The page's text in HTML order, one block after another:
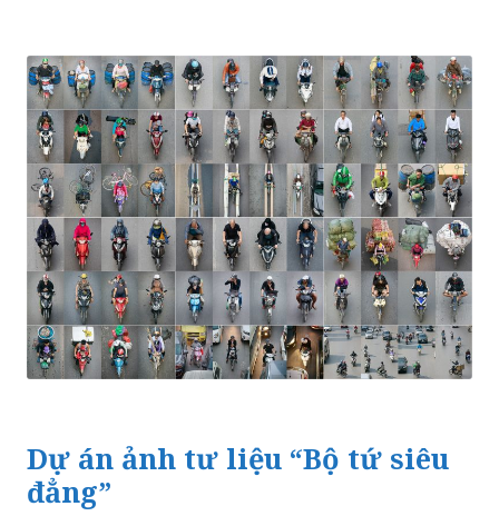
Dự án ảnh tư liệu “Bộ tứ siêu
đẳng”